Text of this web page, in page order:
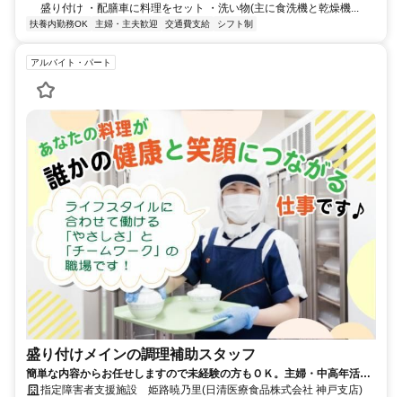
盛り付け ・配膳車に料理をセット ・洗い物(主に食洗機と乾燥機...
扶養内勤務OK 主婦・主夫歓迎 交通費支給 シフト制
アルバイト・パート
盛り付けメインの調理補助スタッフ
簡単な内容からお任せしますので未経験の方もＯＫ。主婦・中高年活躍
中◆履歴書不要◆
指定障害者支援施設 姫路暁乃里(日清医療食品株式会社 神戸支店)